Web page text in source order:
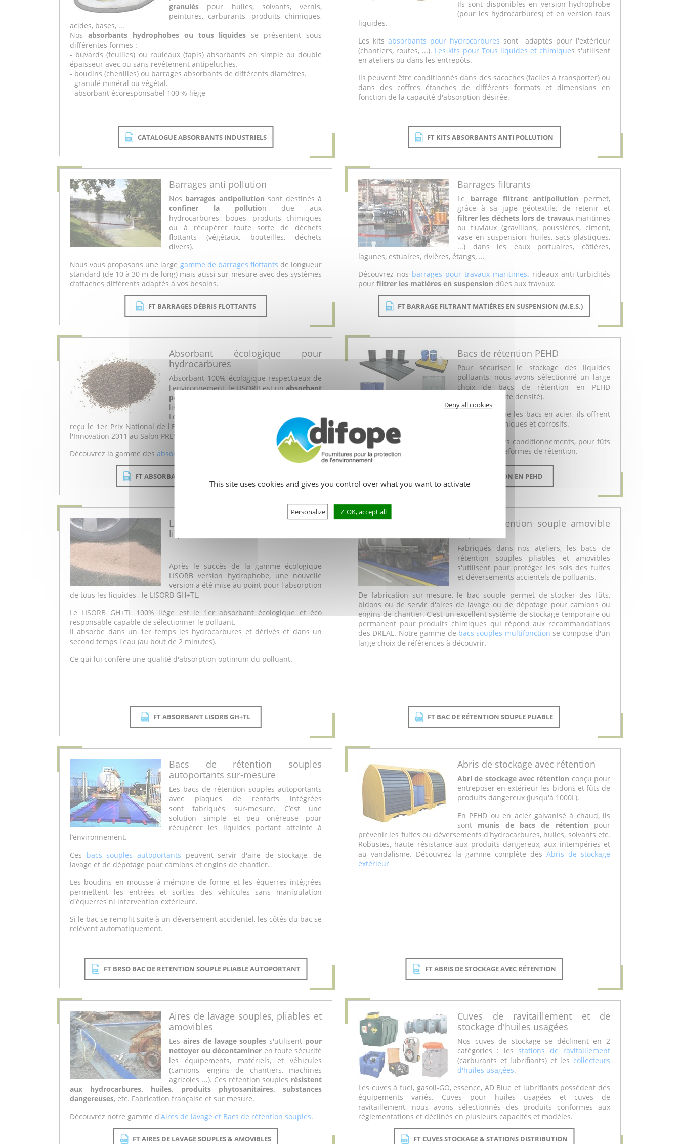
granulés pour huiles, solvants, vernis,
peintures, carburants, produits chimiques,
acides, bases, ...
Nos absorbants hydrophobes ou tous liquides se présentent sous
différentes formes :
- buvards (feuilles) ou rouleaux (tapis) absorbants en simple ou double
épaisseur avec ou sans revêtement antipeluches.
- boudins (chenilles) ou barrages absorbants de différents diamètres.
- granulé minéral ou végétal.
- absorbant écoresponsabel 100 % liège
CATALOGUE ABSORBANTS INDUSTRIELS
Ils sont disponibles en version hydrophobe
(pour les hydrocarbures) et en version tous
liquides.
Les kits absorbants pour hydrocarbures sont adaptés pour l'extérieur
(chantiers, routes, ...). Les kits pour Tous liquides et chimiques s'utilisent
en ateliers ou dans les entrepôts.
Ils peuvent être conditionnés dans des sacoches (faciles à transporter) ou
dans des coffres étanches de différents formats et dimensions en
fonction de la capacité d'absorption désirée.
FT KITS ABSORBANTS ANTI POLLUTION
Barrages anti pollution
Nos barrages antipollution sont destinés à
confiner la pollution due aux
hydrocarbures, boues, produits chimiques
ou à récupérer toute sorte de déchets
flottants (végétaux, bouteilles, déchets
divers).
Nous vous proposons une large gamme de barrages flottants de longueur
standard (de 10 à 30 m de long) mais aussi sur-mesure avec des systèmes
d’attaches différents adaptés à vos besoins.
FT BARRAGES DÉBRIS FLOTTANTS
Barrages filtrants
Le barrage filtrant antipollution permet,
grâce à sa jupe géotextile, de retenir et
filtrer les déchets lors de travaux maritimes
ou fluviaux (gravillons, poussières, ciment,
vase en suspension, huiles, sacs plastiques,
...) dans les eaux portuaires, côtières,
lagunes, estuaires, rivières, étangs, ...
Découvrez nos barrages pour travaux maritimes, rideaux anti-turbidités
pour filtrer les matières en suspension dûes aux travaux.
FT BARRAGE FILTRANT MATIÈRES EN SUSPENSION (M.E.S.)
Absorbant écologique pour
hydrocarbures
Absorbant 100% écologique respectueux de
l'environnement, le LISORB est unabsorbant
pour hydrocarbures
liège.
Le
1er absorbant éco responsablequi a
reçu le 1er Prix National de l'ECO INNOVATION 2010 ainsi que le Prix de
l'Innovation 2011 au Salon PREVENT OUEST à Rennes.
Découvrez la gamme des absorbants en liège LISORB
FT ABSORBANTS POUR HYDROCARBURES
Bacs de rétention PEHD
Pour sécuriser le stockage des liquides
polluants, nous avons sélectionné un large
choix de bacs de rétention en PEHD
(plastique haute densité).
Plus légers que les bacs en acier, ils offrent
une excellente résistance aux produits chimiques et corrosifs.
Retrouvez nos
pour petits conditionnements, pour fûts
(1, 2 ou 4 fûts), pour cubitainers et nos plateformes de rétention.
FT BACS DE RÉTENTION EN PEHD
LISORB Absorbant granulés tous
liquides
Après le succès de la gamme écologique
LISORB version hydrophobe, une nouvelle
version a été mise au point pour l'absorption
de tous les liquides , le LISORB GH+TL.
Le LISORB GH+TL 100% liège est le 1er absorbant écologique et éco
responsable capable de sélectionner le polluant.
Il absorbe dans un 1er temps les hydrocarbures et dérivés et dans un
second temps l'eau (au bout de 2 minutes).
Ce qui lui confère une qualité d'absorption optimum du polluant.
FT ABSORBANT LISORB GH+TL
Bac de rétention souple amovible
Fabriqués dans nos ateliers, les bacs de
rétention souples pliables et amovibles
s'utilisent pour protéger les sols des fuites
et déversements accientels de polluants.
De fabrication sur-mesure, le bac souple permet de stocker des fûts,
bidons ou de servir d'aires de lavage ou de dépotage pour camions ou
engins de chantier. C'est un excellent système de stockage temporaire ou
permanent pour produits chimiques qui répond aux recommandations
des DREAL. Notre gamme de bacs souples multifonction se compose d'un
large choix de références à découvrir.
FT BAC DE RÉTENTION SOUPLE PLIABLE
Bacs de rétention souples
autoportants sur-mesure
Les bacs de rétention souples autoportants
avec plaques de renforts intégrées
sont fabriqués sur-mesure. C’est une
solution simple et peu onéreuse pour
récupérer les liquides portant atteinte à
l’environnement.
Ces bacs souples autoportants peuvent servir d'aire de stockage, de
lavage et de dépotage pour camions et engins de chantier.
Les boudins en mousse à mémoire de forme et les équerres intégrées
permettent les entrées et sorties des véhicules sans manipulation
d'équerres ni intervention extérieure.
Si le bac se remplit suite à un déversement accidentel, les côtés du bac se
relèvent automatiquement.
FT BRSO BAC DE RETENTION SOUPLE PLIABLE AUTOPORTANT
Abris de stockage avec rétention
Abri de stockage avec rétention conçu pour
entreposer en extérieur les bidons et fûts de
produits dangereux (jusqu'à 1000L).
En PEHD ou en acier galvanisé à chaud, ils
sont munis de bacs de rétention pour
prévenir les fuites ou déversements d'hydrocarbures, huiles, solvants etc.
Robustes, haute résistance aux produits dangereux, aux intempéries et
au vandalisme. Découvrez la gamme complète des Abris de stockage
extérieur
FT ABRIS DE STOCKAGE AVEC RÉTENTION
Aires de lavage souples, pliables et
amovibles
Les aires de lavage souples s'utilisent pour
nettoyer ou décontaminer en toute sécurité
les équipements, matériels, et véhicules
(camions, engins de chantiers, machines
agricoles ...). Ces rétention souples résistent
aux hydrocarbures, huiles, produits phytosanitaires, substances
dangereuses, etc. Fabrication française et sur mesure.
Découvrez notre gamme d'Aires de lavage et Bacs de rétention souples.
FT AIRES DE LAVAGE SOUPLES & AMOVIBLES
Cuves de ravitaillement et de
stockage d'huiles usagées
Nos cuves de stockage se déclinent en 2
catégories : les stations de ravitaillement
(carburants et lubrifiants) et les collecteurs
d'huiles usagées.
Les cuves à fuel, gasoil-GO, essence, AD Blue et lubrifiants possèdent des
équipements variés. Cuves pour huiles usagées et cuves de
ravitaillement, nous avons sélectionnés des produits conformes aux
réglementations et déclinés en plusieurs capacités et modèles.
FT CUVES STOCKAGE & STATIONS DISTRIBUTION
Deny all cookies
This site uses cookies and gives you control over what you want to activate
Personalize OK, accept all